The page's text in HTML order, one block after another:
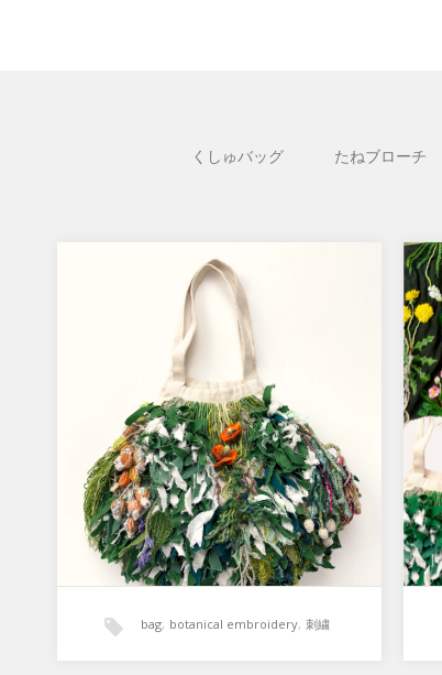
くしゅバッグ たねブローチ
プランツバッグ / PLANTSBAG
裂き布の草原の中にナガミヒナゲシ、
月桃、ツリガネソウ、初めて出会う不
思議な植物たち。 小さな庭を持ち歩
くような…
bag, botanical embroidery, 刺繍